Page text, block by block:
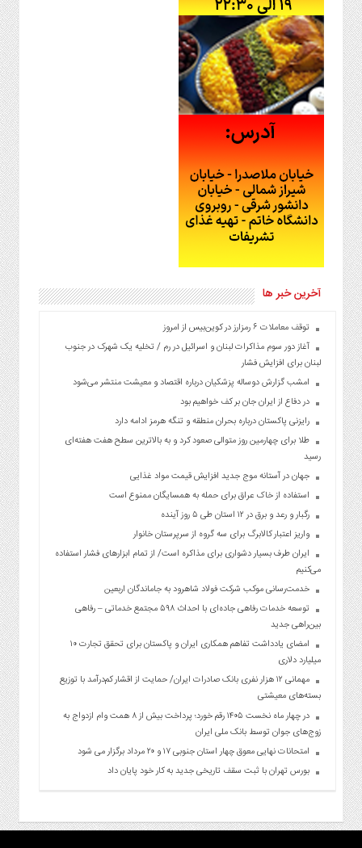
آخرین خبر ها
توقف معاملات ۶ رمزارز در کوین‌بیس از امروز
آغاز دور سوم مذاکرات لبنان و اسرائیل در رم / تخلیه یک شهرک در جنوب
لبنان برای افزایش فشار
امشب گزارش دوساله پزشکیان درباره اقتصاد و معیشت منتشر می‌شود
در دفاع از ایران جان بر کف خواهیم بود
رایزنی پاکستان درباره بحران منطقه و تنگه هرمز ادامه دارد
طلا برای چهارمین روز متوالی صعود کرد و به بالاترین سطح هفت هفته‌ای
رسید
جهان در آستانه موج جدید افزایش قیمت مواد غذایی
استفاده از خاک عراق برای حمله به همسایگان ممنوع است
رگبار و رعد و برق در ۱۲ استان طی ۵ روز آینده
واریز اعتبار کالابرگ برای سه گروه از سرپرستان خانوار
ایران طرف بسیار دشواری برای مذاکره است/ از تمام ابزارهای فشار استفاده
می‌کنیم
خدمت‌رسانی موکب شرکت فولاد شاهرود به جاماندگان اربعین
توسعه خدمات رفاهی جاده‌ای با احداث ۵۹۸ مجتمع خدماتی – رفاهی
بین‌راهی جدید
امضای یادداشت تفاهم همکاری ایران و پاکستان برای تحقق تجارت ۱۰
میلیارد دلاری
مهمانی ۱۲ هزار نفری بانک صادرات ایران/ حمایت از اقشار کم‌درآمد با توزیع
بسته‌های معیشتی
در چهار ماه نخست ۱۴۰۵ رقم خورد؛ پرداخت بیش از ۸ همت وام ازدواج به
زوج‌های جوان توسط بانک ملی ایران
امتحانات نهایی معوق چهار استان جنوبی ۱۷ و ۲۰ مرداد برگزار می شود
بورس تهران با ثبت سقف تاریخی جدید به کار خود پایان داد